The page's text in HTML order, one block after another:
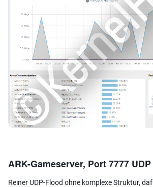
ARK-Gameserver, Port 7777 UDP
Reiner UDP-Flood ohne komplexe Struktur,